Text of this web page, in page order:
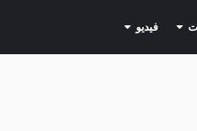
(current) فيديو (current)